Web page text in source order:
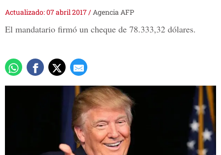
Actualizado: 07 abril 2017/Agencia AFP
El mandatario firmó un cheque de 78.333,32 dólares.